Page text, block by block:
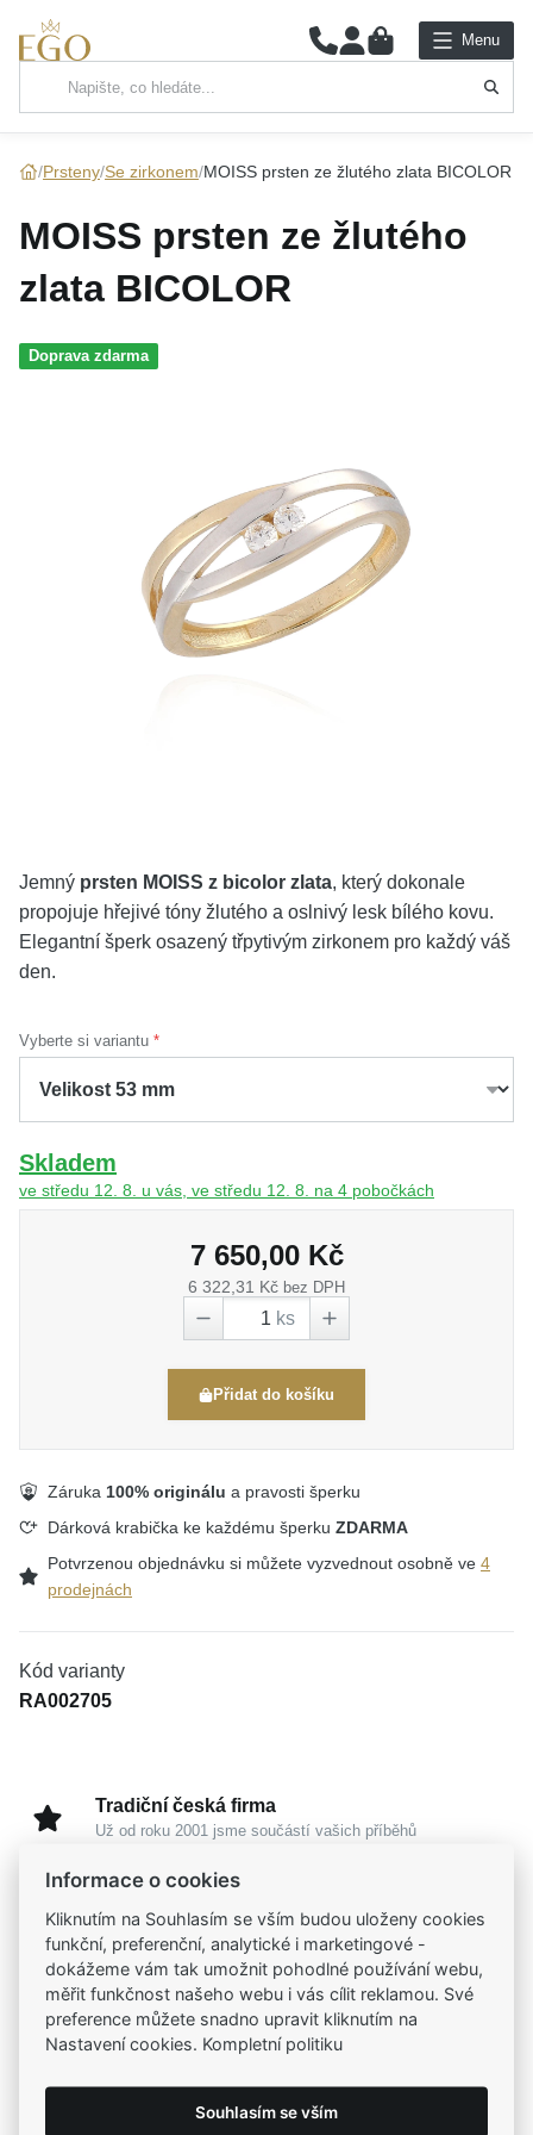
0 Menu
Hlavní kategorie
Prsteny Se zirkonem MOISS prsten ze žlutého zlata BICOLOR
MOISS prsten ze žlutého
zlata BICOLOR
Doprava zdarma
Jemný prsten MOISS z bicolor zlata, který dokonale
propojuje hřejivé tóny žlutého a oslnivý lesk bílého kovu.
Elegantní šperk osazený třpytivým zirkonem pro každý váš
den.
Vyberte si variantu
Skladem
ve středu 12. 8. u vás, ve středu 12. 8. na 4 pobočkách
7 650,00 Kč
6 322,31 Kč bez DPH
ks
Přidat do košíku
Záruka 100% originálu a pravosti šperku
Dárková krabička ke každému šperku ZDARMA
Potvrzenou objednávku si můžete vyzvednout osobně ve 4
prodejnách
Kód varianty
RA002705
Tradiční česká firma
Už od roku 2001 jsme součástí vašich příběhů
Na našem e-shopu máte výběr z tisíců šperků
Garance vysoké kvality
Certifikáty původu a kvality k vybraným šperkům
Kamenné prodejny
Zastavte se do jedné z našich4 prodejen
Informace o cookies
Kliknutím na Souhlasím se vším budou uloženy cookies
funkční, preferenční, analytické i marketingové -
dokážeme vám tak umožnit pohodlné používání webu,
měřit funkčnost našeho webu i vás cílit reklamou. Své
preference můžete snadno upravit kliknutím na
Nastavení cookies. Kompletní politiku
Souhlasím se vším